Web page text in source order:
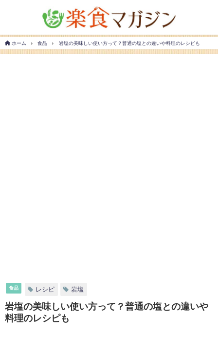
ホーム 食品 岩塩の美味しい使い方って？普通の塩との違いや料理のレシピも
食品 レシピ 岩塩
岩塩の美味しい使い方って？普通の塩との違いや
料理のレシピも